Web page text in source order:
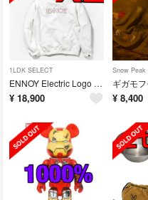
1LDK SELECT
ENNOY Electric Logo Hoodie white Red
¥ 18,900
Snow Peak
¥ 8,400